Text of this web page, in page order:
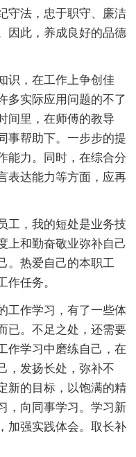
守法，忠于职守、廉洁
因此，养成良好的品德
识，在工作上争创佳
多实际应用问题的不了
间里，在师傅的教导
事帮助下。一步步的提
能力。同时，在综合分
表达能力等方面，应再
工，我的短处是业务技
上和勤奋敬业弥补自己
。热爱自己的本职工
作任务。
工作学习，有了一些体
已。不足之处，还需要
作学习中磨练自己，在
，发扬长处，弥补不
新的目标，以饱满的精
，向同事学习。学习新
加强实践体会。取长补